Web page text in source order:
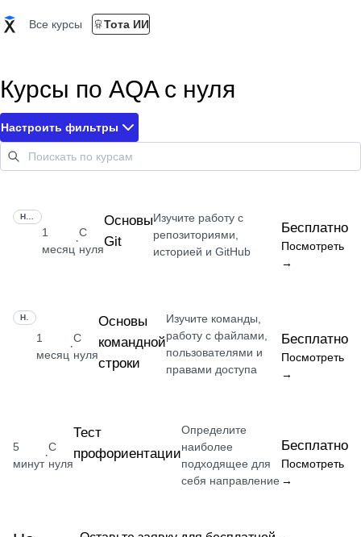
Все курсы Тота ИИ
Курсы по AQA с нуля
Настроить фильтры
1
месяц
·
С
нуля
Основы
Git
Изучите работу с
репозиториями,
историей и GitHub
Бесплатно
Посмотреть
→
1
месяц
·
С
нуля
Основы
командной
строки
Изучите команды,
работу с файлами,
пользователями и
правами доступа
Бесплатно
Посмотреть
→
5
минут
·
С
нуля
Тест
профориентации
Определите
наиболее
подходящее для
себя направление
Бесплатно
Посмотреть
→